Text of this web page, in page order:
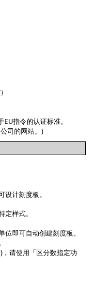
指令的认证标准。
司的网站。)
计刻度板。
样式。
即可自动创建刻度板。
请使用「区分数指定功